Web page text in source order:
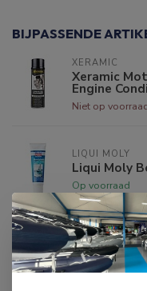
BIJPASSENDE
XERAMIC
Xeramic
Engine
Niet op
LIQUI MOLY
Liqui Moly
Op voorraad
LIQUI MOLY
Liqui Moly
Op voorraad